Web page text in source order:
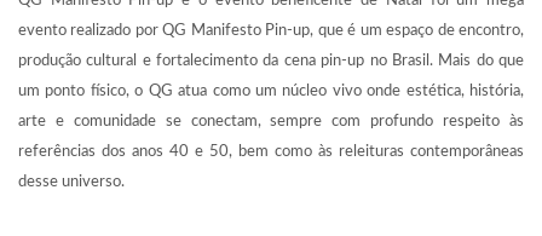
evento realizado por QG Manifesto Pin-up, que é um espaço de encontro,
produção cultural e fortalecimento da cena pin-up no Brasil. Mais do que
um ponto físico, o QG atua como um núcleo vivo onde estética, história,
arte e comunidade se conectam, sempre com profundo respeito às
referências dos anos 40 e 50, bem como às releituras contemporâneas
desse universo.